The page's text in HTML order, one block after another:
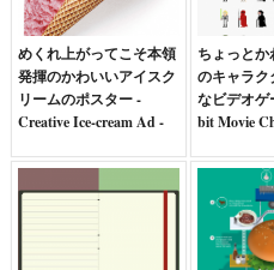
めくれ上がってこそ本領
発揮のかわいいアイスク
リームのポスター -
Creative Ice-cream Ad -
ちょっと
のキャラク
なビデオゲ
bit Movie